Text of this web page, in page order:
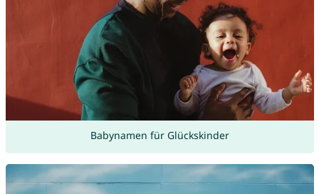
Babynamen für Glückskinder